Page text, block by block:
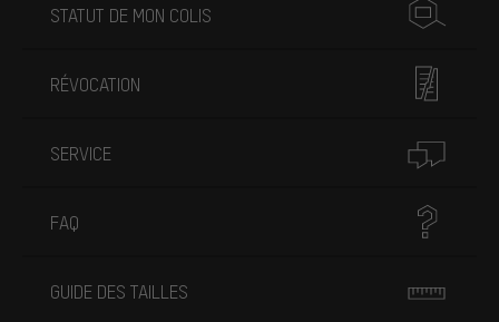
STATUT DE MON COLIS
RÉVOCATION
SERVICE
FAQ
GUIDE DES TAILLES